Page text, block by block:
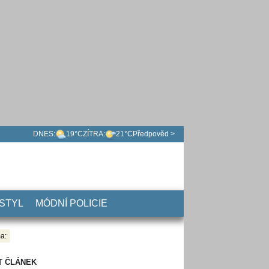
DNES: 19°CZÍTRA: 21°C Předpověd >
MÓDNÍ POLICIE
ČLÁNEK